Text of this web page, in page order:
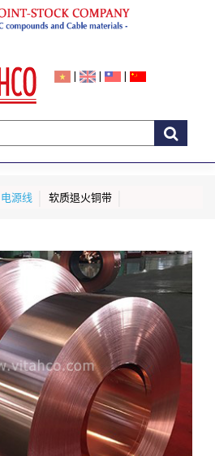
| | |
电源线 软质退火铜带